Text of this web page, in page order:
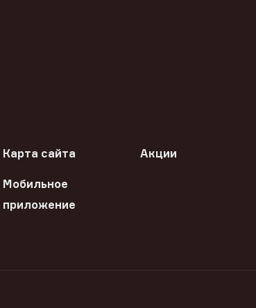
Карта сайта Акции
Мобильное
приложение